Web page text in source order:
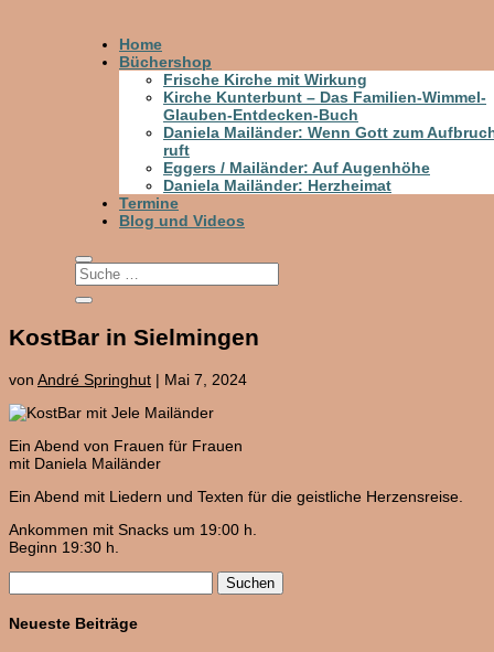
Home
Büchershop
Frische Kirche mit Wirkung
Kirche Kunterbunt – Das Familien-Wimmel-
Glauben-Entdecken-Buch
Daniela Mailänder: Wenn Gott zum
ruft
Eggers / Mailänder: Auf Augenhöhe
Daniela Mailänder: Herzheimat
Termine
Blog und Videos
KostBar in Sielmingen
von André Springhut | Mai 7, 2024
Ein Abend von Frauen für Frauen
mit Daniela Mailänder
Ein Abend mit Liedern und Texten für die geistliche Herzensreise.
Ankommen mit Snacks um 19:00 h.
Beginn 19:30 h.
nach:
Neueste Beiträge